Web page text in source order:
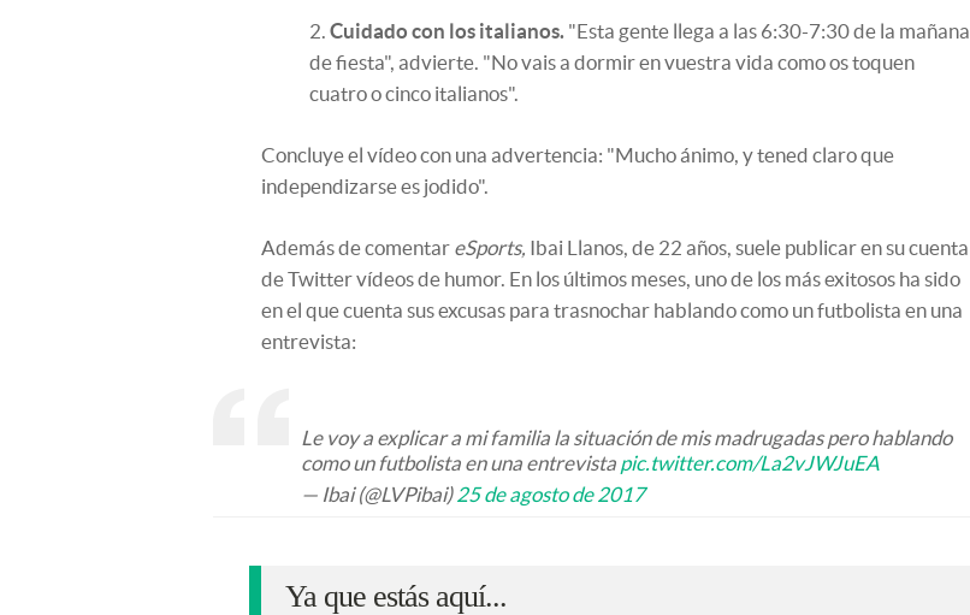
Cuidado con los italianos. "Esta gente llega a las 6:30-7:30 de la mañana
de fiesta", advierte. "No vais a dormir en vuestra vida como os toquen
cuatro o cinco italianos".
Concluye el vídeo con una advertencia: "Mucho ánimo, y tened claro que
independizarse es jodido".
Además de comentar eSports, Ibai Llanos, de 22 años, suele publicar en su cuenta
de Twitter vídeos de humor. En los últimos meses, uno de los más exitosos ha sido
en el que cuenta sus excusas para trasnochar hablando como un futbolista en una
entrevista:
Le voy a explicar a mi familia la situación de mis madrugadas pero hablando
como un futbolista en una entrevista pic.twitter.com/La2vJWJuEA
— Ibai (@LVPibai)25 de agosto de 2017
Ya que estás aquí...